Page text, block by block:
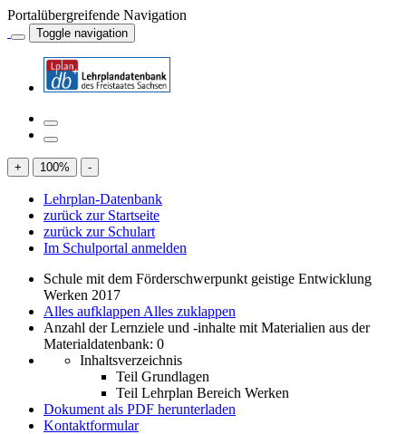
Portalübergreifende Navigation
Toggle navigation
+ 100% -
Lehrplan-Datenbank
zurück zur Startseite
zurück zur Schulart
Im Schulportal anmelden
Schule mit dem Förderschwerpunkt geistige Entwicklung
Werken 2017
Alles aufklappen Alles zuklappen
Anzahl der Lernziele und -inhalte mit Materialien aus der
Materialdatenbank: 0
Inhaltsverzeichnis
Teil Grundlagen
Teil Lehrplan Bereich Werken
Dokument als PDF herunterladen
Kontaktformular